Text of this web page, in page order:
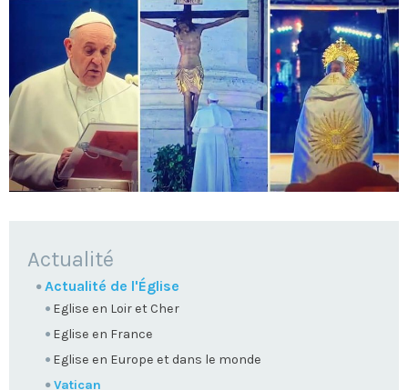
NAVIGATION
Actualité
Actualité de l'Église
Eglise en Loir et Cher
Eglise en France
Eglise en Europe et dans le monde
Vatican